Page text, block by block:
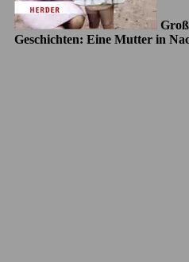
Geschichten: Eine Mutter in